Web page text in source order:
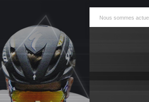
Nous sommes